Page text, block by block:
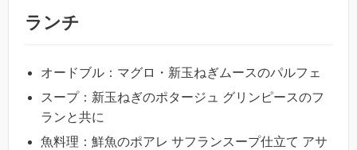
ランチ
オードブル：マグロ・新玉ねぎムースのパルフェ
スープ：新玉ねぎのポタージュ グリンピースのフ
ランと共に
魚料理：鮮魚のポアレ サフランスープ仕立て アサ